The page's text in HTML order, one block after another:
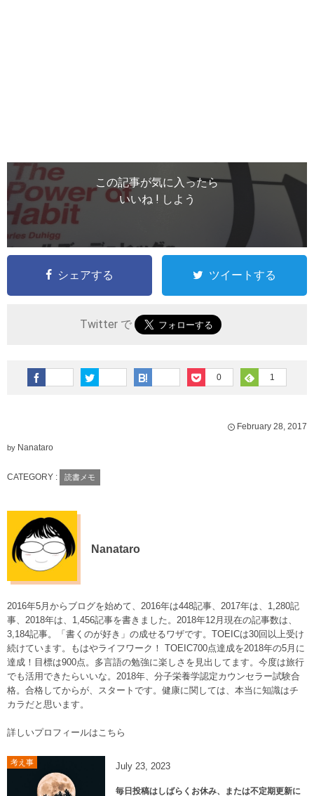
この記事が気に入ったら
いいね ! しよう
シェアする ツイートする
Twitter で
0 1
February 28, 2017
by Nanataro
CATEGORY : 読書メモ
Nanataro
2016年5月からブログを始めて、2016年は448記事、2017年は、1,280記
事、2018年は、1,456記事を書きました。2018年12月現在の記事数は、
3,184記事。「書くのが好き」の成せるワザです。TOEICは30回以上受け
続けています。もはやライフワーク！ TOEIC700点達成を2018年の5月に
達成！目標は900点。多言語の勉強に楽しさを見出してます。今度は旅行
でも活用できたらいいな。2018年、分子栄養学認定カウンセラー試験合
格。合格してからが、スタートです。健康に関しては、本当に知識はチ
カラだと思います。
詳しいプロフィールはこちら
考え事 July 23, 2023
毎日投稿はしばらくお休み、または不定期更新に